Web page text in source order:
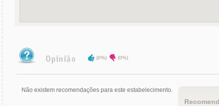
(0%) (0%)
Não existem recomendações para este estabelecimento.